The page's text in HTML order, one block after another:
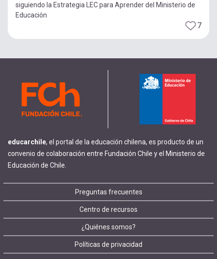
siguiendo la Estrategia LEC para Aprender del Ministerio de
Educación
7
educarchile, el portal de la educación chilena, es producto de un
convenio de colaboración entre Fundación Chile y el Ministerio de
Educación de Chile.
Footer
menu
Preguntas frecuentes
Centro de recursos
¿Quiénes somos?
Políticas de privacidad